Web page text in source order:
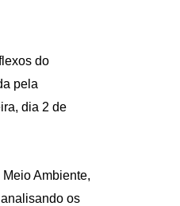
do
pela
dia 2 de
Ambiente,
os